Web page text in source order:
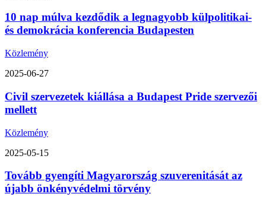
10 nap múlva kezdődik a legnagyobb külpolitikai-
és demokrácia konferencia Budapesten
Közlemény
2025-06-27
Civil szervezetek kiállása a Budapest Pride szervezői
mellett
Közlemény
2025-05-15
Tovább gyengíti Magyarország szuverenitását az
újabb önkényvédelmi törvény